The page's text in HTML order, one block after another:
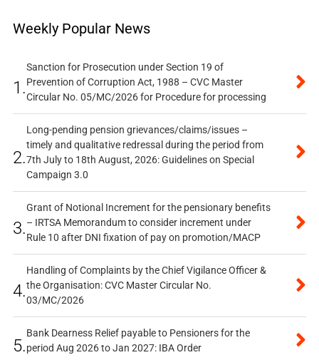
Weekly Popular News
1.
Sanction for Prosecution under Section 19 of
Prevention of Corruption Act, 1988 – CVC Master
Circular No. 05/MC/2026 for Procedure for processing
2.
Long-pending pension grievances/claims/issues –
timely and qualitative redressal during the period from
7th July to 18th August, 2026: Guidelines on Special
Campaign 3.0
3.
Grant of Notional Increment for the pensionary benefits
– IRTSA Memorandum to consider increment under
Rule 10 after DNI fixation of pay on promotion/MACP
4.
Handling of Complaints by the Chief Vigilance Officer &
the Organisation: CVC Master Circular No.
03/MC/2026
5.
Bank Dearness Relief payable to Pensioners for the
period Aug 2026 to Jan 2027: IBA Order